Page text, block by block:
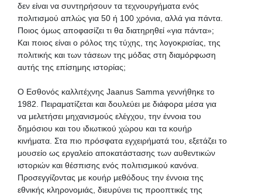
δεν είναι να συντηρήσουν τα τεχνουργήματα ενός
πολιτισμού απλώς για 50 ή 100 χρόνια, αλλά για πάντα.
Ποιος όμως αποφασίζει τι θα διατηρηθεί «για πάντα»;
Και ποιος είναι ο ρόλος της τύχης, της λογοκρισίας, της
πολιτικής και των τάσεων της μόδας στη διαμόρφωση
αυτής της επίσημης ιστορίας;
O Εσθονός καλλιτέχνης Jaanus Samma γεννήθηκε το
1982. Πειραματίζεται και δουλεύει με διάφορα μέσα για
να μελετήσει μηχανισμούς ελέγχου, την έννοια του
δημόσιου και του ιδιωτικού χώρου και τα κουήρ
κινήματα. Στα πιο πρόσφατα εγχειρήματά του, εξετάζει το
μουσείο ως εργαλείο αποκατάστασης των αυθεντικών
ιστοριών και θέσπισης ενός πολιτισμικού κανόνα.
Προσεγγίζοντας με κουήρ μεθόδους την έννοια της
εθνικής κληρονομιάς, διευρύνει τις προοπτικές της